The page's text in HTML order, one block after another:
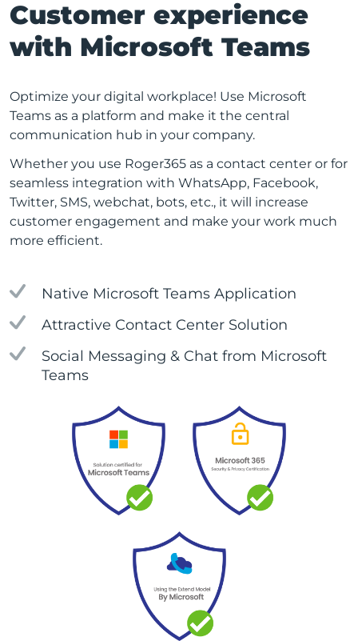
Customer experience
with Microsoft Teams
Optimize your digital workplace! Use Microsoft
Teams as a platform and make it the central
communication hub in your company.
Whether you use Roger365 as a contact center or for
seamless integration with WhatsApp, Facebook,
Twitter, SMS, webchat, bots, etc., it will increase
customer engagement and make your work much
more efficient.
Native Microsoft Teams Application
Attractive Contact Center Solution
Social Messaging & Chat from Microsoft
Teams